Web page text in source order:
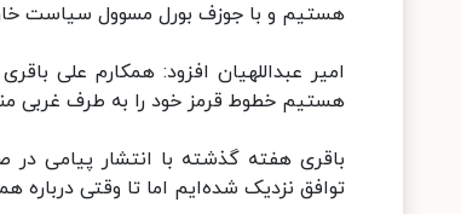
هستیم و با جوزف بورل مسوول سیاست
امیر عبداللهیان افزود: همکارم علی
هستیم خطوط قرمز خود را به طرف غربی
باقری هفته گذشته با انتشار پیامی
توافق نزدیک شده‌ایم اما تا وقتی